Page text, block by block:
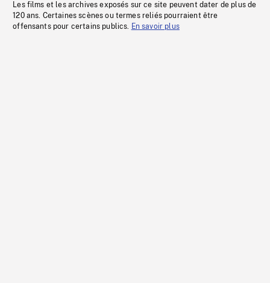
Les films et les archives exposés sur ce site peuvent dater de plus de
120 ans. Certaines scènes ou termes reliés pourraient être
offensants pour certains publics. En savoir plus